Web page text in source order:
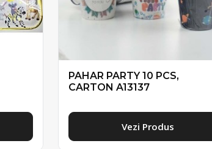
PAHAR PARTY 10 PCS,
CARTON A13137
Vezi Produs